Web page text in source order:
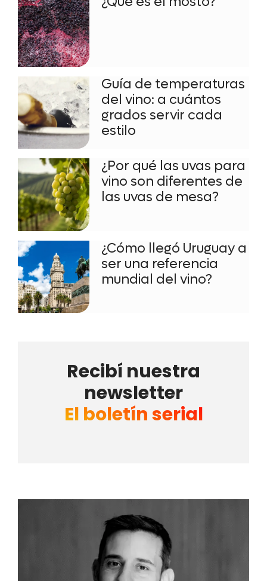
Guía de temperaturas
del vino: a cuántos
grados servir cada
estilo
¿Por qué las uvas para
vino son diferentes de
las uvas de mesa?
¿Cómo llegó Uruguay a
ser una referencia
mundial del vino?
Recibí nuestra
newsletter
El boletín serial